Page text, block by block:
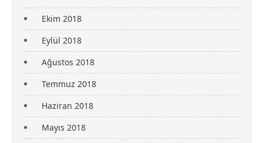
Ekim 2018
Eylül 2018
Ağustos 2018
Temmuz 2018
Haziran 2018
Mayıs 2018